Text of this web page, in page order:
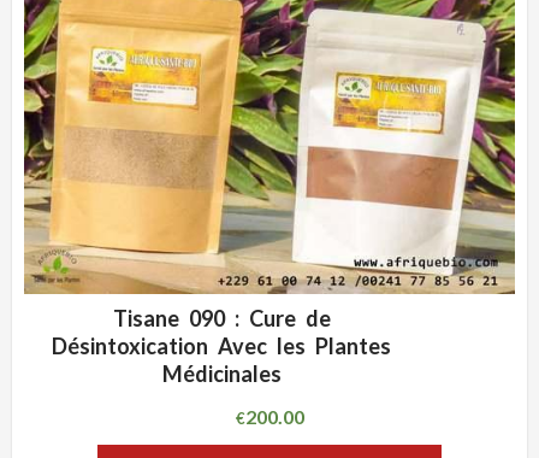
ADD WISHLIST
Tisane 090 : Cure de
Désintoxication Avec les Plantes
Médicinales
€200.00